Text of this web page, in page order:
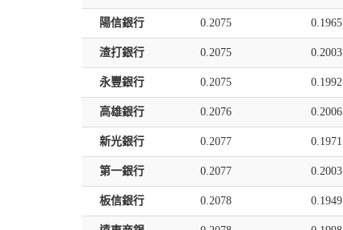
陽信銀行 0.2075 0.1965
渣打銀行 0.2075 0.2003
永豐銀行 0.2075 0.1992
高雄銀行 0.2076 0.2006
新光銀行 0.2077 0.1971
第一銀行 0.2077 0.2003
板信銀行 0.2078 0.1949